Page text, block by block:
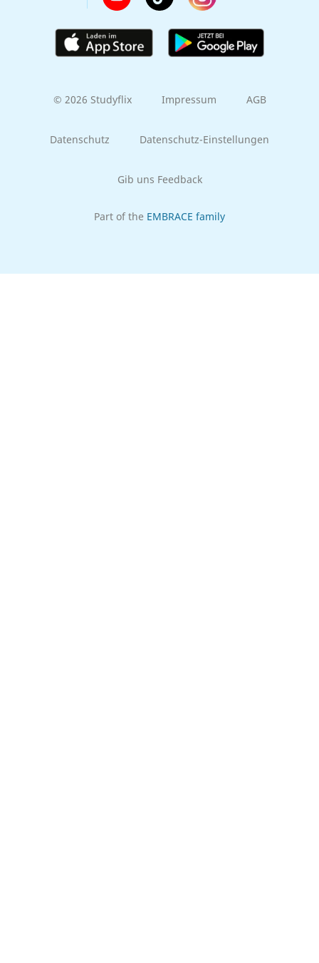
© 2026 Studyflix Impressum AGB
Datenschutz Datenschutz-Einstellungen
Gib uns Feedback
Part of the EMBRACE family